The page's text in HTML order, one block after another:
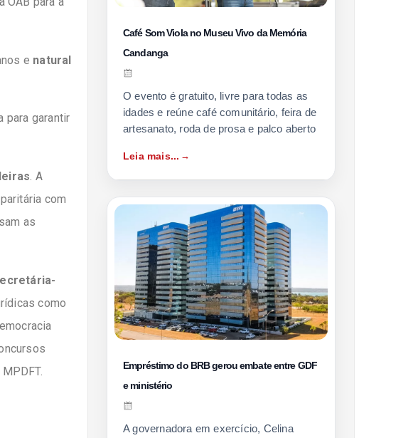
e natural
para garantir
. A
com
as
como
Café Som Viola no Museu Vivo da Memória
Candanga
O evento é gratuito, livre para todas as
idades e reúne café comunitário, feira de
artesanato, roda de prosa e palco aberto
Leia mais...
Empréstimo do BRB gerou embate entre GDF
e ministério
A governadora em exercício, Celina